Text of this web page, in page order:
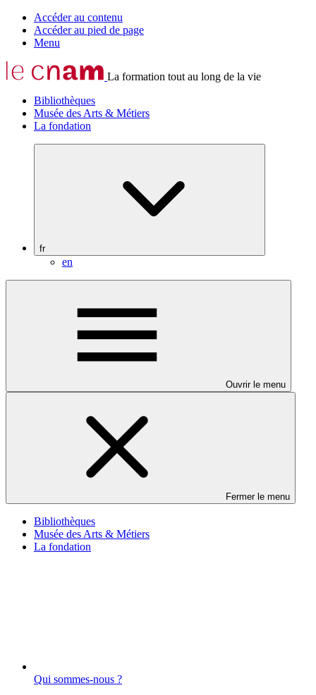
Accéder au contenu
Accéder au pied de page
Menu
La formation tout au long de la vie
Bibliothèques
Musée des Arts & Métiers
La fondation
fr
en
Ouvrir le menu
Fermer le menu
Bibliothèques
Musée des Arts & Métiers
La fondation
Qui sommes-nous ?